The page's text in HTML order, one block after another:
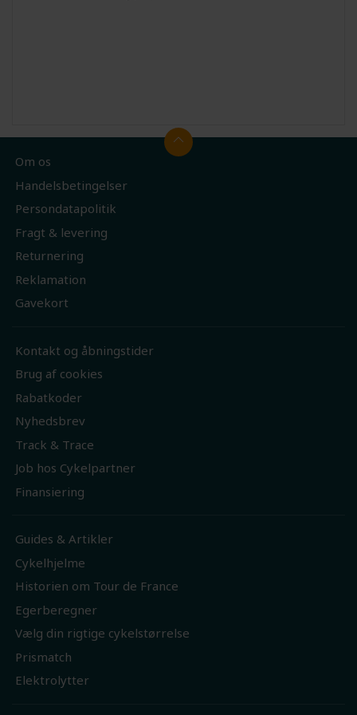
Om os
Handelsbetingelser
Persondatapolitik
Fragt & levering
Returnering
Reklamation
Gavekort
Kontakt og åbningstider
Brug af cookies
Rabatkoder
Nyhedsbrev
Track & Trace
Job hos Cykelpartner
Finansiering
Guides & Artikler
Cykelhjelme
Historien om Tour de France
Egerberegner
Vælg din rigtige cykelstørrelse
Prismatch
Elektrolytter